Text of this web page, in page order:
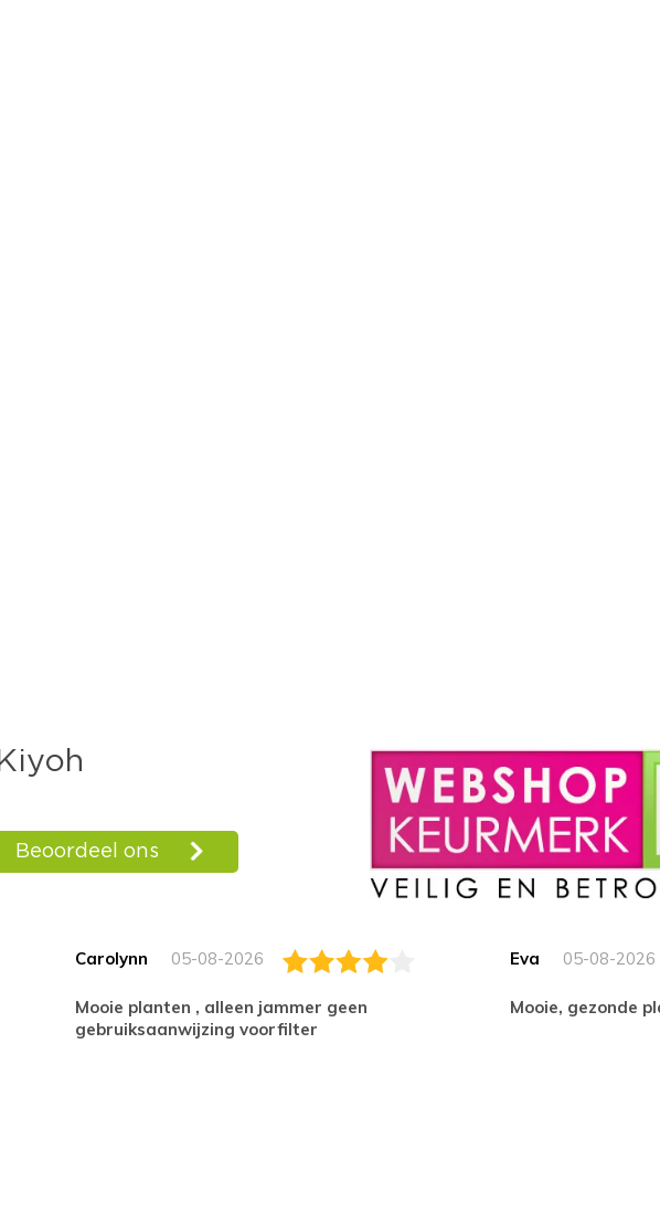
Carolynn 05-08-2026
Mooie planten , alleen jammer geen
gebruiksaanwijzing voorfilter
Eva 05-08-2026
Mooie, gezonde